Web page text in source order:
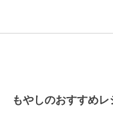
もやしのおすすめレ